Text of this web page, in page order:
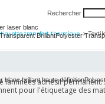
Rechercher
laser blanc
BrillantPolyester
blanc brillant haute définition
transfert thermique >
laminées adhésif
pour l'étiquetage des